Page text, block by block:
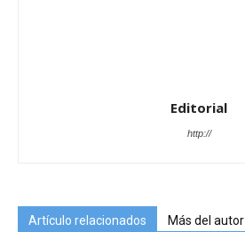
Editorial
http://
Artículo relacionados Más del autor